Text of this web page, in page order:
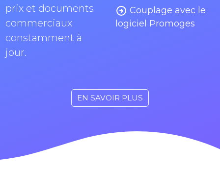
prix et documents
commerciaux
constamment à
jour.
Couplage avec le
logiciel Promoges
EN SAVOIR PLUS